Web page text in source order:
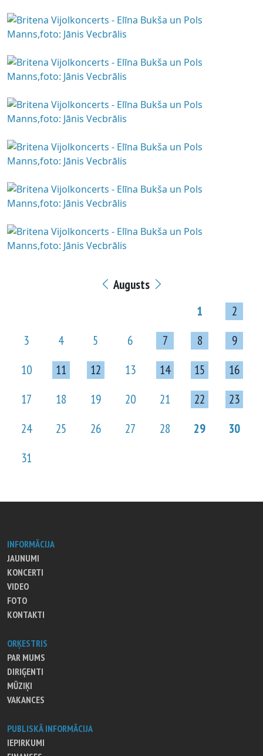
Augusts
1
2
3
4 5 6 7 8
9
10
11 12 13 14 15
16
17
18 19 20 21 22
23
24
25 26 27 28 29
30
31
INFORMĀCIJA
JAUNUMI
KONCERTI
VIDEO
FOTO
KONTAKTI
ORĶESTRIS
PAR MUMS
DIRIĢENTI
MŪZIĶI
VAKANCES
PUBLISKĀ INFORMĀCIJA
IEPIRKUMI